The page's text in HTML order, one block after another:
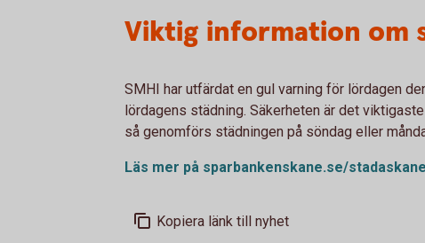
Viktig information om
SMHI har utfärdat en gul varning för lördagen
lördagens städning. Säkerheten är det
så genomförs städningen på söndag eller
Läs mer på sparbankenskane.se/stadaskane
Kopiera länk till nyhet